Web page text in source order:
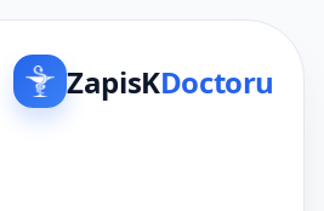
ZapisKDoctoru